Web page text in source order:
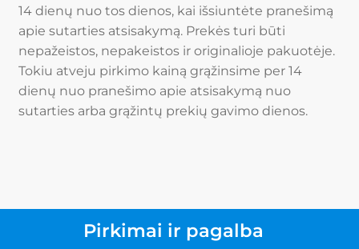
14 dienų nuo tos dienos, kai išsiuntėte pranešimą
apie sutarties atsisakymą. Prekės turi būti
nepažeistos, nepakeistos ir originalioje pakuotėje.
Tokiu atveju pirkimo kainą grąžinsime per 14
dienų nuo pranešimo apie atsisakymą nuo
sutarties arba grąžintų prekių gavimo dienos.
Pirkimai ir pagalba